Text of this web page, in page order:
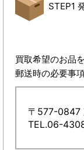
STEP1
買取希望のお品
郵送時の必要事
〒577-0847
TEL.06-